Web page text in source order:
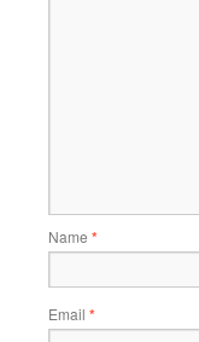
Name *
Email *